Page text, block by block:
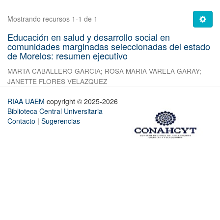
Mostrando recursos 1-1 de 1
Educación en salud y desarrollo social en
comunidades marginadas seleccionadas del estado
de Morelos: resumen ejecutivo
MARTA CABALLERO GARCIA; ROSA MARIA VARELA GARAY;
JANETTE FLORES VELAZQUEZ
RIAA UAEM copyright © 2025-2026
Biblioteca Central Universitaria
Contacto | Sugerencias